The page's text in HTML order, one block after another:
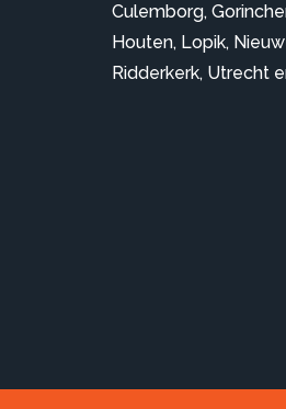
Culemborg,
Houten, Lopik,
Ridderkerk, Utrecht